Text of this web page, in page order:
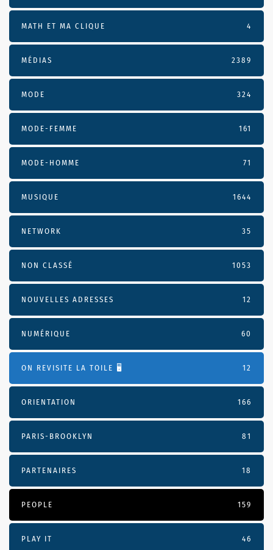
MATH ET MA CLIQUE 4
MÉDIAS 2389
MODE 324
MODE-FEMME 161
MODE-HOMME 71
MUSIQUE 1644
NETWORK 35
NON CLASSÉ 1053
NOUVELLES ADRESSES 12
NUMÉRIQUE 60
ON REVISITE LA TOILE 🖥️ 12
ORIENTATION 166
PARIS-BROOKLYN 81
PARTENAIRES 18
PEOPLE 159
PLAY IT 46